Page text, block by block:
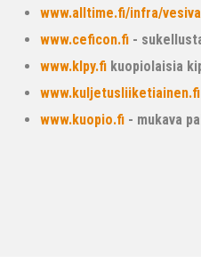
www.alltime.fi/infra/
www.ceficon.fi -
www.klpy.fi kuopiolaisia
www.kuljetusliiketiainen.fi
www.kuopio.fi - mukava